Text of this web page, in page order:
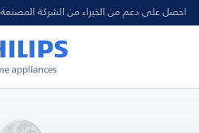
احصل على دعم من الخبراء من الشركة المصنعة